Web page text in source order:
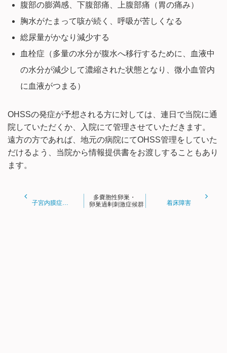
腹部の膨満感、下腹部痛、上腹部痛（胃の痛み）
胸水がたまって咳が続く、呼吸が苦しくなる
総尿量がかなり減少する
血栓症（多量の水分が腹水へ移行するために、血液中
の水分が減少して濃縮された状態となり、微小血管内
に血液がつまる）
OHSSの発症が予想される方に対しては、連日で当院に通
院していただくか、入院にて管理させていただきます。
遠方の方であれば、地元の病院にてOHSS管理をしていた
だけるよう、当院から情報提供書をお渡しすることもあり
ます。
子宮内膜症（卵巣嚢腫）
多嚢胞性卵巣・
卵巣過剰刺激症候群
着床障害